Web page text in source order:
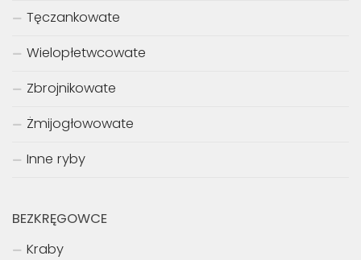
Tęczankowate
Wielopłetwcowate
Zbrojnikowate
Żmijogłowowate
Inne ryby
BEZKRĘGOWCE
Kraby